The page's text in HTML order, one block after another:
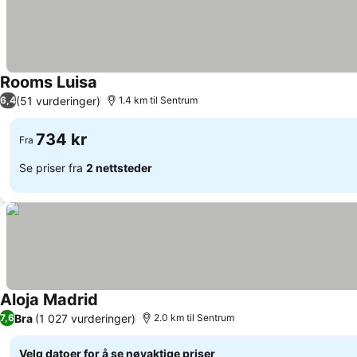
Rooms Luisa Se priser
6,4(51 vurderinger) 1.4 km til Sentrum
Fra 734 kr
Se priser fra 2 nettsteder
Aloja Madrid Se priser
7,6Bra (1 027 vurderinger) 2.0 km til Sentrum
Velg datoer for å se nøyaktige priser